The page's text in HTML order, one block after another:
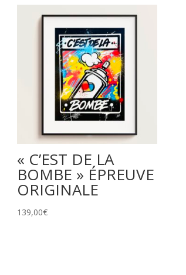
« C’EST DE LA
BOMBE » ÉPREUVE
ORIGINALE
139,00€